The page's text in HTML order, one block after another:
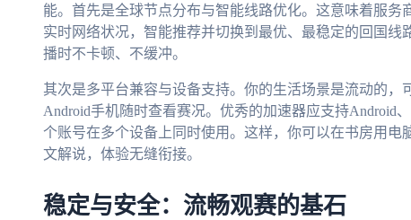
能。首先是全球节点分布与智能线路优化。这意味着服
实时网络状况，智能推荐并切换到最优、最稳定的回国
播时不卡顿、不缓冲。
其次是多平台兼容与设备支持。你的生活场景是流动的，
Android手机随时查看赛况。优秀的加速器应支持Android
个账号在多个设备上同时使用。这样，你可以在书房用电
文解说，体验无缝衔接。
稳定与安全：流畅观赛的基石